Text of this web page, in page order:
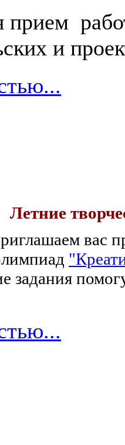
прием
и
Летние
вас
задания